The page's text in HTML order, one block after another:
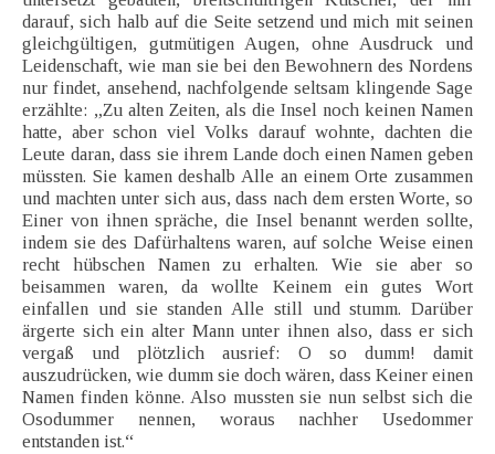
darauf, sich halb auf die Seite setzend und mich mit seinen
gleichgültigen, gutmütigen Augen, ohne Ausdruck und
Leidenschaft, wie man sie bei den Bewohnern des Nordens
nur findet, ansehend, nachfolgende seltsam klingende Sage
erzählte: „Zu alten Zeiten, als die Insel noch keinen Namen
hatte, aber schon viel Volks darauf wohnte, dachten die
Leute daran, dass sie ihrem Lande doch einen Namen geben
müssten. Sie kamen deshalb Alle an einem Orte zusammen
und machten unter sich aus, dass nach dem ersten Worte, so
Einer von ihnen spräche, die Insel benannt werden sollte,
indem sie des Dafürhaltens waren, auf solche Weise einen
recht hübschen Namen zu erhalten. Wie sie aber so
beisammen waren, da wollte Keinem ein gutes Wort
einfallen und sie standen Alle still und stumm. Darüber
ärgerte sich ein alter Mann unter ihnen also, dass er sich
vergaß und plötzlich ausrief: O so dumm! damit
auszudrücken, wie dumm sie doch wären, dass Keiner einen
Namen finden könne. Also mussten sie nun selbst sich die
Osodummer nennen, woraus nachher Usedommer
entstanden ist.“